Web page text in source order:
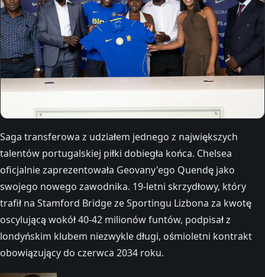
Saga transferowa z udziałem jednego z największych
talentów portugalskiej piłki dobiegła końca. Chelsea
oficjalnie zaprezentowała Geovany'ego Quendę jako
swojego nowego zawodnika. 19-letni skrzydłowy, który
trafił na Stamford Bridge ze Sportingu Lizbona za kwotę
oscylującą wokół 40-42 milionów funtów, podpisał z
londyńskim klubem niezwykle długi, ośmioletni kontrakt
obowiązujący do czerwca 2034 roku.